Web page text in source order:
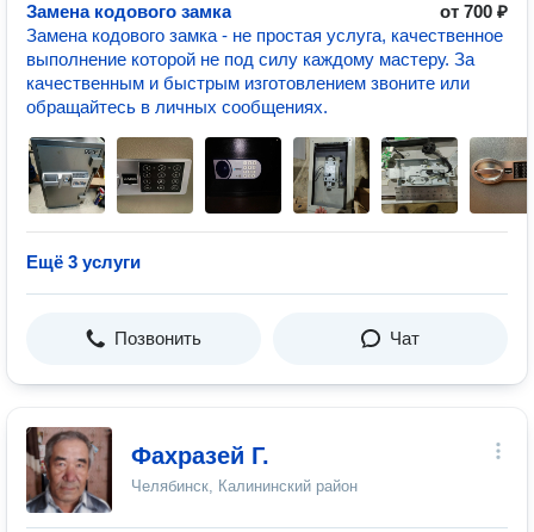
Замена кодового замка
от 700 ₽
Замена кодового замка - не простая услуга, качественное
выполнение которой не под силу каждому мастеру. За
качественным и быстрым изготовлением звоните или
обращайтесь в личных сообщениях.
Ещё 3 услуги
Позвонить Чат
Фахразей Г.
Челябинск, Калининский район